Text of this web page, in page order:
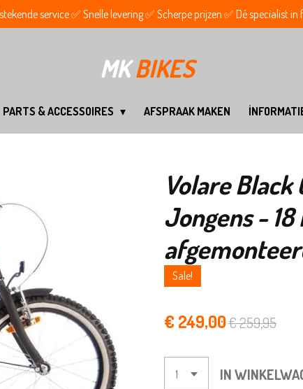
service ✅ Snelle levering ✅ Scherpe prijzen ✅ Dé specialist
MKBIKES
PARTS & ACCESSOIRES AFSPRAAK MAKEN
Volare
Jongens -
Sale!
€ 249,00€ 259,95
IN